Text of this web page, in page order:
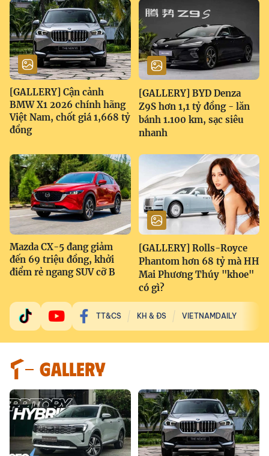
[GALLERY] Cận cảnh
BMW X1 2026 chính hãng
Việt Nam, chốt giá 1,668 tỷ
đồng
[GALLERY] BYD Denza
Z9S hơn 1,1 tỷ đồng - lăn
bánh 1.100 km, sạc siêu
nhanh
Mazda CX-5 đang giảm
đến 69 triệu đồng, khởi
điểm rẻ ngang SUV cỡ B
[GALLERY] Rolls-Royce
Phantom hơn 68 tỷ mà HH
Mai Phương Thúy "khoe"
có gì?
TT&CS KH & ĐS VIETNAMDAILY
GALLERY